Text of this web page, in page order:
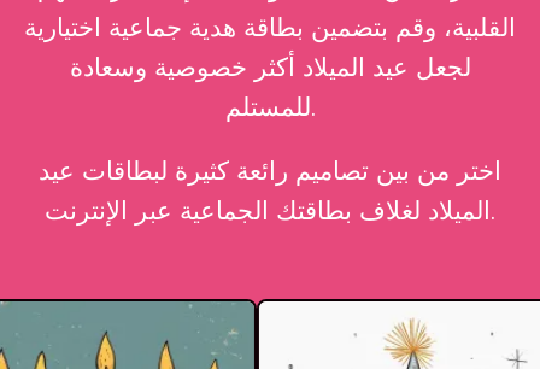
القلبية، وقم بتضمين بطاقة هدية جماعية اختيارية
لجعل عيد الميلاد أكثر خصوصية وسعادة
للمستلم.
اختر من بين تصاميم رائعة كثيرة لبطاقات عيد
الميلاد لغلاف بطاقتك الجماعية عبر الإنترنت.